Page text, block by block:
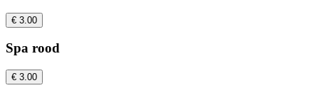
€ 3.00
Spa rood
€ 3.00